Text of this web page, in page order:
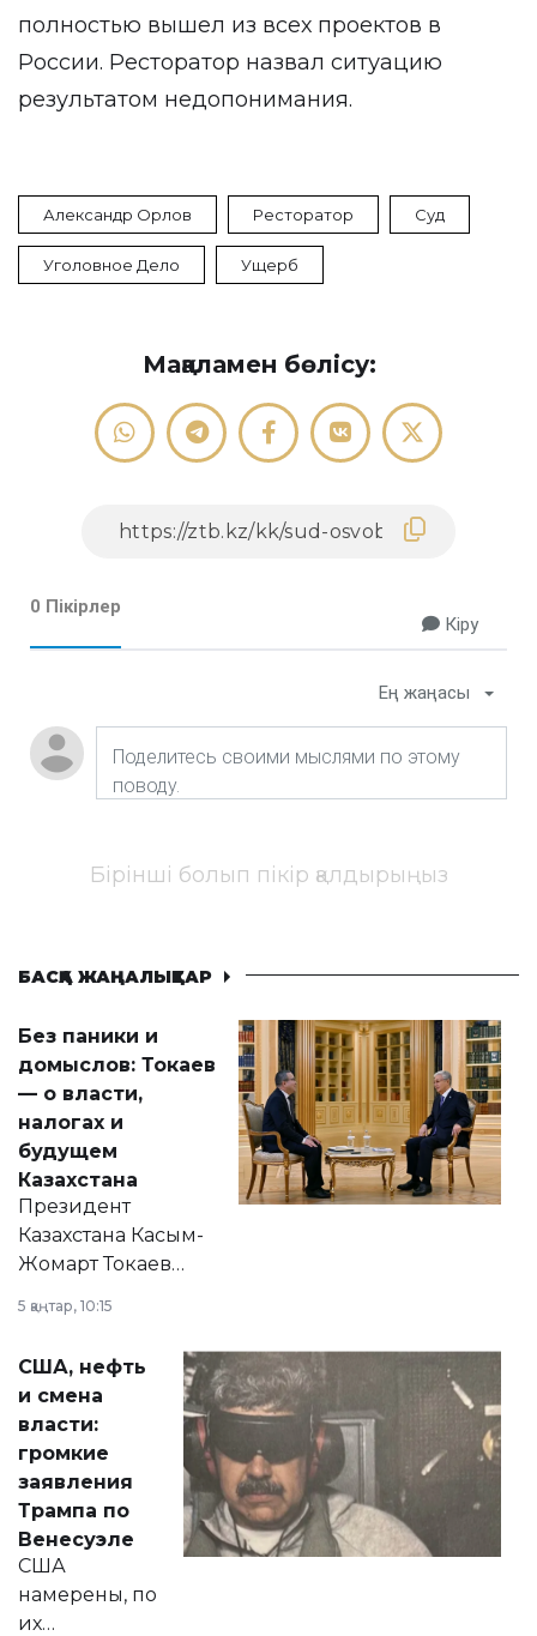
полностью вышел из всех проектов в
России. Ресторатор назвал ситуацию
результатом недопонимания.
Александр Орлов Ресторатор Суд
Уголовное Дело Ущерб
Мақаламен бөлісу:
0 Пікірлер
Кіру
Ең жаңасы
Бірінші болып пікір қалдырыңыз
БАСҚА ЖАҢАЛЫҚТАР
Без паники и
домыслов: Токаев
— о власти,
налогах и
будущем
Казахстана
Президент
Казахстана Касым-
Жомарт Токаев
сразу несколько
актуальных тем —
от слухов о
политических
реформах до
вопросов армии,
экономики и
личного здоровья.
5 қаңтар, 10:15
США, нефть
и смена
власти:
громкие
заявления
Трампа по
Венесуэле
США
намерены, по
их